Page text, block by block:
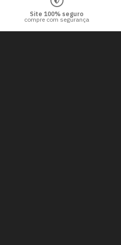
Site 100% seguro
compre com segurança